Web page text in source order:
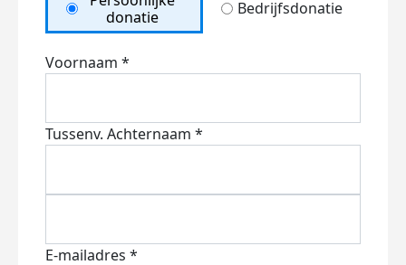
donatie
Bedrijfsdonatie
Voornaam *
Tussenv. Achternaam *
E-mailadres *